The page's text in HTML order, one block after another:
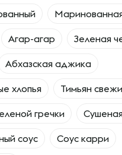
Агар-агар Зеленая
Абхазская аджика
хлопья Тимьян
гречки
соус Соус карри